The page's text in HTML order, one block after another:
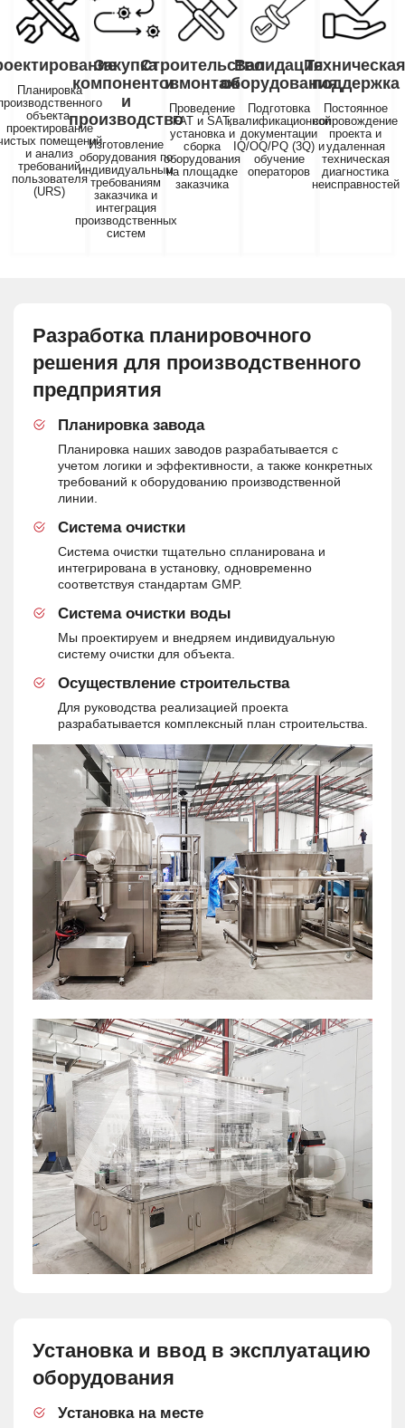
Планировка
объекта,
проектирование
помещений
и анализ
требований
пользователя
(URS)
Закупка
компонентов
и
производство
Изготовление
оборудования по
индивидуальным
требованиям
заказчика и
интеграция
производственных
систем
Строительство
и монтаж
Проведение
FAT и SAT,
установка и
сборка
оборудования
на площадке
заказчика
Валидация
оборудования
Подготовка
квалификационной
документации
IQ/OQ/PQ (3Q) и
обучение
операторов
поддержка
Постоянное
сопровождение
проекта и
удаленная
техническая
диагностика
неисправностей
Разработка планировочного
решения для производственного
предприятия
Планировка завода
Планировка наших заводов разрабатывается с
учетом логики и эффективности, а также конкретных
требований к оборудованию производственной
линии.
Система очистки
Система очистки тщательно спланирована и
интегрирована в установку, одновременно
соответствуя стандартам GMP.
Система очистки воды
Мы проектируем и внедряем индивидуальную
систему очистки для объекта.
Осуществление строительства
Для руководства реализацией проекта
разрабатывается комплексный план строительства.
Установка и ввод в эксплуатацию
оборудования
Установка на месте